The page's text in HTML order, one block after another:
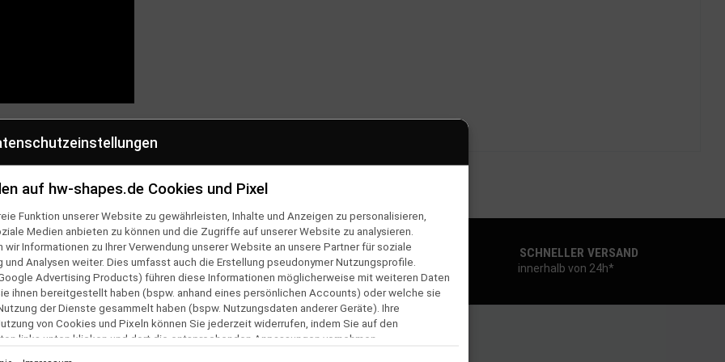
Verpackung
SHOP HOTLINE
0381 2554710
SCHNELLER VERSAND
innerhalb von 24h*
Folge uns auf
auf hw-shapes.de Cookies und Pixel
Funktion unserer Website zu gewährleisten, Inhalte und Anzeigen zu personalisieren,
Medien anbieten zu können und die Zugriffe auf unserer Website zu analysieren.
Informationen zu Ihrer Verwendung unserer Website an unsere Partner für soziale
und Analysen weiter. Dies umfasst auch die Erstellung pseudonymer Nutzungsprofile.
Advertising Products) führen diese Informationen möglicherweise mit weiteren Daten
ihnen bereitgestellt haben (bspw. anhand eines persönlichen Accounts) oder welche sie
der Dienste gesammelt haben (bspw. Nutzungsdaten anderer Geräte). Ihre
von Cookies und Pixeln können Sie jederzeit widerrufen, indem Sie auf den
links unten klicken und dort die entsprechenden Anpassungen vornehmen.